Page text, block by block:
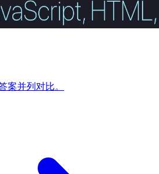
案并列对比。